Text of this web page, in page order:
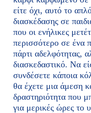
είτε όχι, αυτό το
διασκέδασης σε
που οι ενήλικες
περισσότερο σε ένα
πάρτι αδελφότητας,
διασκεδαστικό. Να
συνδέσετε κάποια
θα έχετε μια άμεση
δραστηριότητα που
για μερικές ώρες το